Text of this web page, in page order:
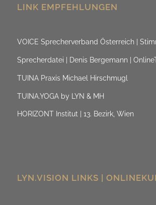
LINK EMPFEHLUNGEN
VOICE Sprecherverband Österreich |
Sprecherdatei | Denis Bergemann |
TUINA Praxis Michael Hirschmugl
TUINA.YOGA by LYN & MH
HORIZONT Institut | 13. Bezirk, Wien
LYN.VISION LINKS |